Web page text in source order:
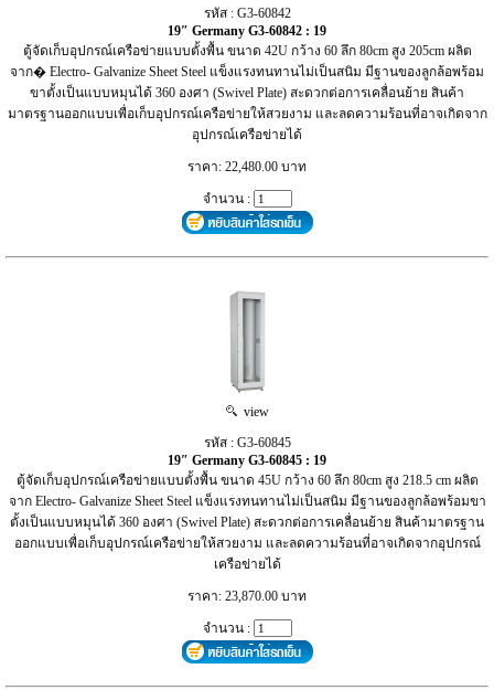
รหัส : G3-60842
19″ Germany G3-60842 : 19
ตู้จัดเก็บอุปกรณ์เครือข่ายแบบตั้งพื้น ขนาด 42U กว้าง 60 ลึก 80cm สูง 205cm ผลิต
จาก� Electro- Galvanize Sheet Steel แข็งแรงทนทานไม่เป็นสนิม มีฐานของลูกล้อพร้อม
ขาตั้งเป็นแบบหมุนได้ 360 องศา (Swivel Plate) สะดวกต่อการเคลื่อนย้าย สินค้า
มาตรฐานออกแบบเพื่อเก็บอุปกรณ์เครือข่ายให้สวยงาม และลดความร้อนที่อาจเกิดจาก
อุปกรณ์เครือข่ายได้
ราคา: 22,480.00 บาท
จำนวน :
view
รหัส : G3-60845
19″ Germany G3-60845 : 19
ตู้จัดเก็บอุปกรณ์เครือข่ายแบบตั้งพื้น ขนาด 45U กว้าง 60 ลึก 80cm สูง 218.5 cm ผลิต
จาก Electro- Galvanize Sheet Steel แข็งแรงทนทานไม่เป็นสนิม มีฐานของลูกล้อพร้อมขา
ตั้งเป็นแบบหมุนได้ 360 องศา (Swivel Plate) สะดวกต่อการเคลื่อนย้าย สินค้ามาตรฐาน
ออกแบบเพื่อเก็บอุปกรณ์เครือข่ายให้สวยงาม และลดความร้อนที่อาจเกิดจากอุปกรณ์
เครือข่ายได้
ราคา: 23,870.00 บาท
จำนวน :